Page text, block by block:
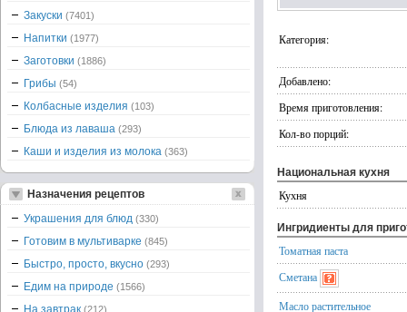
Категория:
Добавлено:
Время приготовления:
Кол-во порций:
Национальная кухня
Кухня
Ингридиенты для
Томатная паста
Сметана
Масло растительное
Закуски (7401)
Напитки (1977)
Заготовки (1886)
Грибы (54)
Колбасные изделия (103)
Блюда из лаваша (293)
Каши и изделия из молока (363)
Назначения рецептов
Украшения для блюд (330)
Готовим в мультиварке (845)
Быстро, просто, вкусно (293)
Едим на природе (1566)
На завтрак (212)